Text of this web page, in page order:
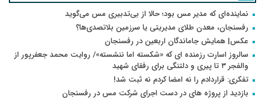
نماینده‌ای که مدیر مس بود؛ حالا از بی‌تدبیری مس می‌گوید
رفسنجان، معدن طلای مدیریتی یا سرزمین بلاتصدی‌ها؟
عکس| همایش جاماندگان اربعین در رفسنجان
سالروز اسارت رزمنده ای که «شکسته اما ننشسته»/ روایت محمد جعفرپور از
والفجر ۳ تا پیری و دلتنگی برای رفقای شهید
تفکری: قراردادم را نه امضا کردم نه ثبت شد!
بازدید از پروژه های در دست اجرای شرکت مس در رفسنجان